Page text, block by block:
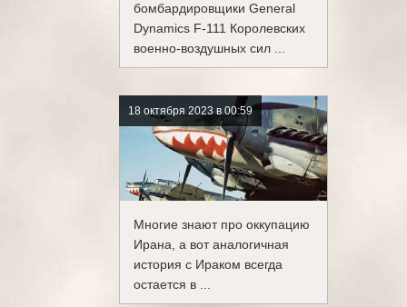
бомбардировщики General
Dynamics F-111 Королевских
военно-воздушных сил ...
18 октября 2023 в 00:59
Многие знают про оккупацию
Ирана, а вот аналогичная
история с Ираком всегда
остается в ...